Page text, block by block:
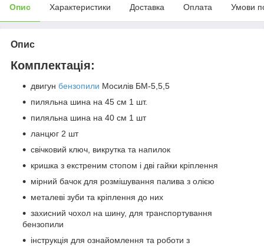
Опис Характеристики Доставка Оплата Умови
Опис
Комплектація:
двигун бензопили Мосилів БМ-5,5,5
пиляльна шина на 45 см 1 шт.
пиляльна шина на 40 см 1 шт
ланцюг 2 шт
свічковий ключ, викрутка та напилок
кришка з екстреним стопом і дві гайки кріплення
мірний бачок для розмішування палива з олією
металеві зуби та кріплення до них
захисний чохол на шину, для транспортування
бензопили
інструкція для ознайомлення та роботи з